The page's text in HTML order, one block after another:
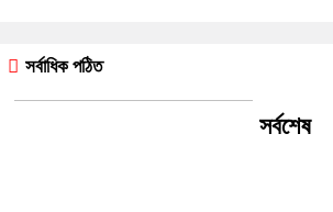
সর্বাধিক পঠিত
সর্বশেষ